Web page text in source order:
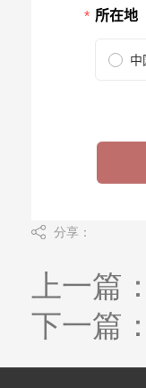
分享：
上一篇：
下一篇：